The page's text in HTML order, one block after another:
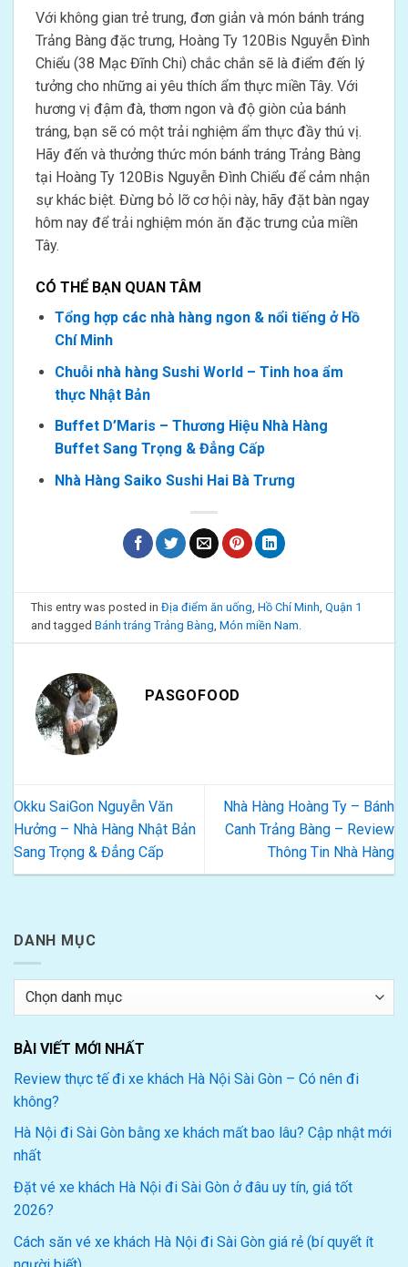
Với không gian trẻ trung, đơn giản và món bánh tráng
Trảng Bàng đặc trưng, Hoàng Ty 120Bis Nguyễn Đình
Chiểu (38 Mạc Đĩnh Chi) chắc chắn sẽ là điểm đến lý
tưởng cho những ai yêu thích ẩm thực miền Tây. Với
hương vị đậm đà, thơm ngon và độ giòn của bánh
tráng, bạn sẽ có một trải nghiệm ẩm thực đầy thú vị.
Hãy đến và thưởng thức món bánh tráng Trảng Bàng
tại Hoàng Ty 120Bis Nguyễn Đình Chiểu để cảm nhận
sự khác biệt. Đừng bỏ lỡ cơ hội này, hãy đặt bàn ngay
hôm nay để trải nghiệm món ăn đặc trưng của miền
Tây.
CÓ THỂ BẠN QUAN TÂM
Tổng hợp các nhà hàng ngon & nổi tiếng ở Hồ
Chí Minh
Chuỗi nhà hàng Sushi World – Tinh hoa ẩm
thực Nhật Bản
Buffet D’Maris – Thương Hiệu Nhà Hàng
Buffet Sang Trọng & Đẳng Cấp
Nhà Hàng Saiko Sushi Hai Bà Trưng
This entry was posted inĐịa điểm ăn uống,Hồ Chí Minh,Quận 1
and taggedBánh tráng Trảng Bàng,Món miền Nam.
PASGOFOOD
Okku SaiGon Nguyễn Văn
Hưởng – Nhà Hàng Nhật Bản
Sang Trọng & Đẳng Cấp
Nhà Hàng Hoàng Ty – Bánh
Canh Trảng Bàng – Review
Thông Tin Nhà Hàng
DANH MỤC
Danh
BÀI VIẾT MỚI NHẤT
Review thực tế đi xe khách Hà Nội Sài Gòn – Có nên đi
không?
Hà Nội đi Sài Gòn bằng xe khách mất bao lâu? Cập nhật mới
nhất
Đặt vé xe khách Hà Nội đi Sài Gòn ở đâu uy tín, giá tốt
2026?
Cách săn vé xe khách Hà Nội đi Sài Gòn giá rẻ (bí quyết ít